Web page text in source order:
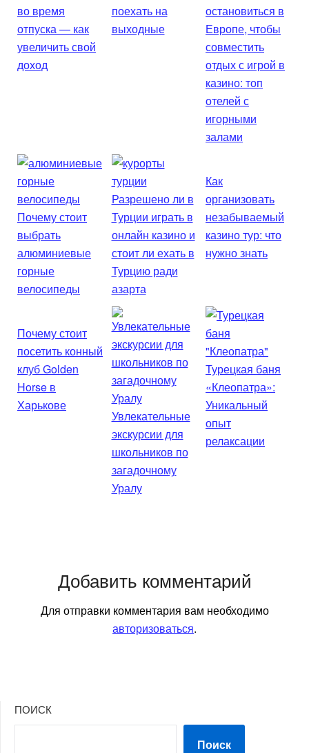
во время
отпуска — как
увеличить свой
доход
поехать на
выходные
остановиться в
Европе, чтобы
совместить
отдых с игрой в
казино: топ
отелей с
игорными
залами
Почему стоит
выбрать
алюминиевые
горные
велосипеды
Разрешено ли в
Турции играть в
онлайн казино и
стоит ли ехать в
Турцию ради
азарта
Как
организовать
незабываемый
казино тур: что
нужно знать
Почему стоит
посетить конный
клуб Golden
Horse в
Харькове
Увлекательные
экскурсии для
школьников по
загадочному
Уралу
Турецкая баня
«Клеопатра»:
Уникальный
опыт
релаксации
Добавить комментарий
Для отправки комментария вам необходимо
авторизоваться.
ПОИСК
Поиск